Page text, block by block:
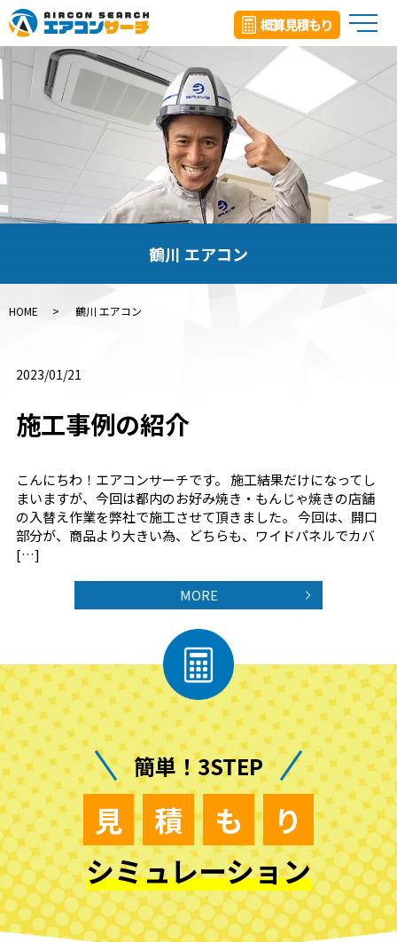
メ
鶴川 エアコン
HOME 鶴川 エアコン
2023/01/21
施工事例の紹介
こんにちわ！エアコンサーチです。 施工結果だけになってし
まいますが、今回は都内のお好み焼き・もんじゃ焼きの店舗
の入替え作業を弊社で施工させて頂きました。 今回は、開口
部分が、商品より大きい為、どちらも、ワイドパネルでカバ
[…]
MORE
簡単！3STEP
見 積 も
り
シミュレーション